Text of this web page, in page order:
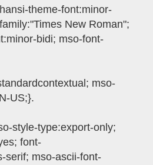
theme-font:minor-
New Roman";
bidi; mso-font-
mso-
US;}.
style-type:export-only;
font-
serif; mso-ascii-font-